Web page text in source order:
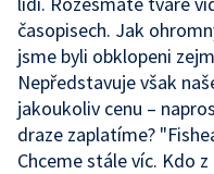
časopisech. Jak
jsme byli obklopeni
Nepředstavuje však
jakoukoliv cenu –
draze zaplatíme?
Chceme stále víc. Kdo